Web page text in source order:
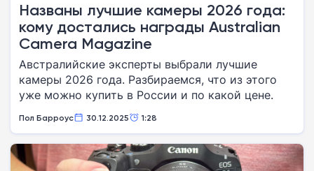
Названы лучшие камеры 2026 года:
кому достались награды Australian
Camera Magazine
Австралийские эксперты выбрали лучшие
камеры 2026 года. Разбираемся, что из этого
уже можно купить в России и по какой цене.
Пол Барроус 30.12.2025 1:28